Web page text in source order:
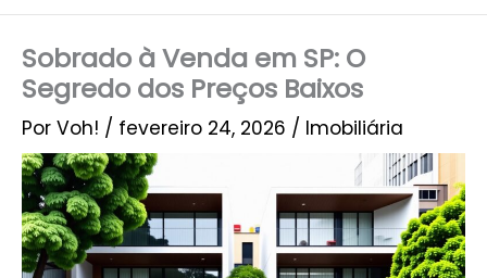
Sobrado à Venda em SP: O
Segredo dos Preços Baixos
Por Voh! / fevereiro 24, 2026 / Imobiliária